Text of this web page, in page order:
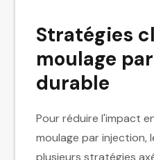
Stratégies
moulage
durable
Pour réduire l'impact
moulage par
plusieurs stratégies